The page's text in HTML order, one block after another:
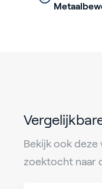
Bekijk ook deze
zoektocht naar